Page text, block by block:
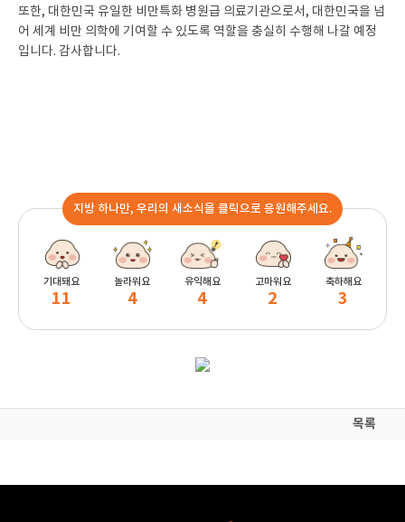
또한, 대한민국 유일한 비만특화 병원급 의료기관으로서, 대한민국을 넘
어 세계 비만 의학에 기여할 수 있도록 역할을 충실히 수행해 나갈 예정
입니다. 감사합니다.
지방 하나만, 우리의 새소식을 클릭으로 응원해주세요.
기대돼요
11
놀라워요
4
유익해요
4
고마워요
2
축하해요
3
목록